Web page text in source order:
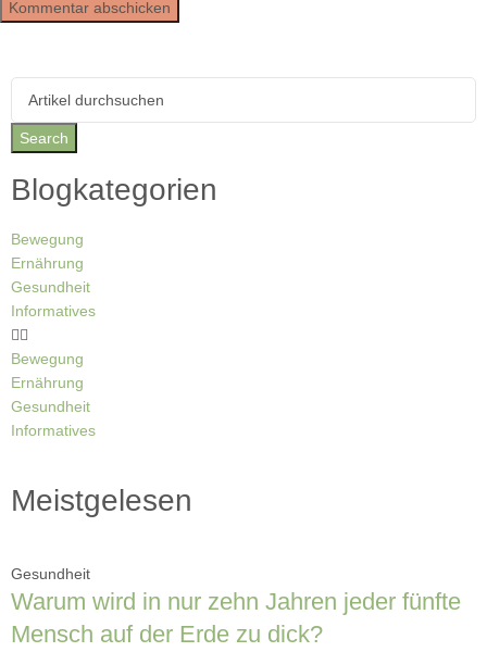
Search
Blogkategorien
Bewegung
Ernährung
Gesundheit
Informatives
Bewegung
Ernährung
Gesundheit
Informatives
Meistgelesen
Gesundheit
Warum wird in nur zehn Jahren jeder fünfte
Mensch auf der Erde zu dick?